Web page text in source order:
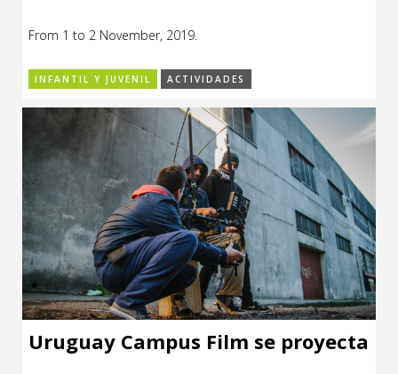
From 1 to 2 November, 2019.
INFANTIL Y JUVENIL ACTIVIDADES
Uruguay Campus Film se proyecta